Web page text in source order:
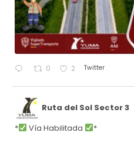
0 2 Twitter
Ruta del Sol Sector 3
* Vía Habilitada
*